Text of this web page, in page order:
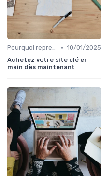
Pourquoi reprendre plutôt que créer • 10/01/2025
Achetez votre site clé en
main dès maintenant